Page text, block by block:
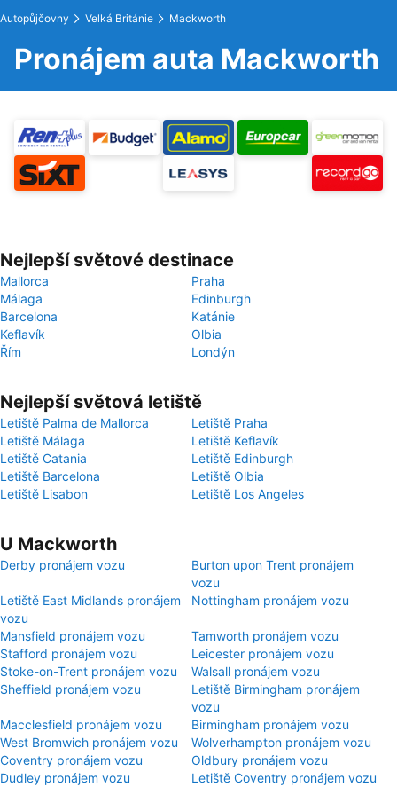
Autopůjčovny Velká Británie Mackworth
Pronájem auta Mackworth
Nejlepší světové destinace
Mallorca
Praha
Málaga
Edinburgh
Barcelona
Katánie
Keflavík
Olbia
Řím
Londýn
Nejlepší světová letiště
Letiště Palma de Mallorca
Letiště Praha
Letiště Málaga
Letiště Keflavík
Letiště Catania
Letiště Edinburgh
Letiště Barcelona
Letiště Olbia
Letiště Lisabon
Letiště Los Angeles
U Mackworth
Derby pronájem vozu
Burton upon Trent pronájem
vozu
Letiště East Midlands pronájem
vozu
Nottingham pronájem vozu
Mansfield pronájem vozu
Tamworth pronájem vozu
Stafford pronájem vozu
Leicester pronájem vozu
Stoke-on-Trent pronájem vozu
Walsall pronájem vozu
Sheffield pronájem vozu
Letiště Birmingham pronájem
vozu
Macclesfield pronájem vozu
Birmingham pronájem vozu
West Bromwich pronájem vozu
Wolverhampton pronájem vozu
Coventry pronájem vozu
Oldbury pronájem vozu
Dudley pronájem vozu
Letiště Coventry pronájem vozu